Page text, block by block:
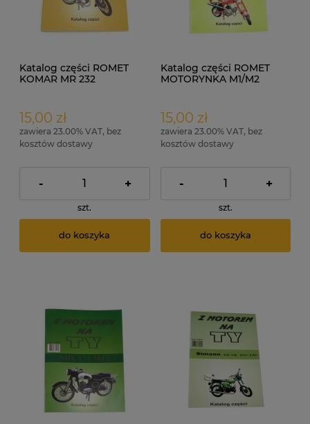
Katalog części ROMET
KOMAR MR 232
15,00 zł
zawiera 23.00% VAT, bez
kosztów dostawy
- +
szt.
do koszyka
Katalog części ROMET
MOTORYNKA M1/M2
15,00 zł
zawiera 23.00% VAT, bez
kosztów dostawy
- +
szt.
do koszyka